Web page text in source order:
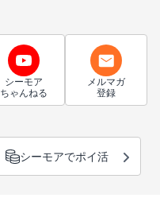
シーモア
ちゃんねる
メルマガ
登録
シーモアでポイ活